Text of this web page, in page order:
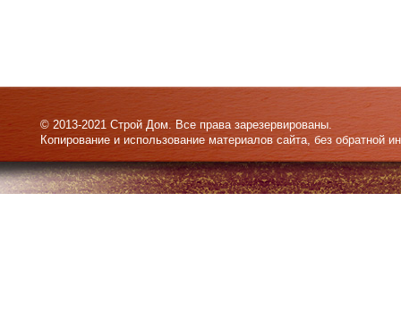
© 2013-2021 Строй Дом. Все права зарезервированы.
Копирование и использование материалов сайта, без обратной